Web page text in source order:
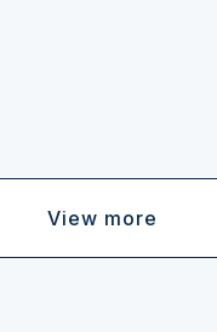
View more